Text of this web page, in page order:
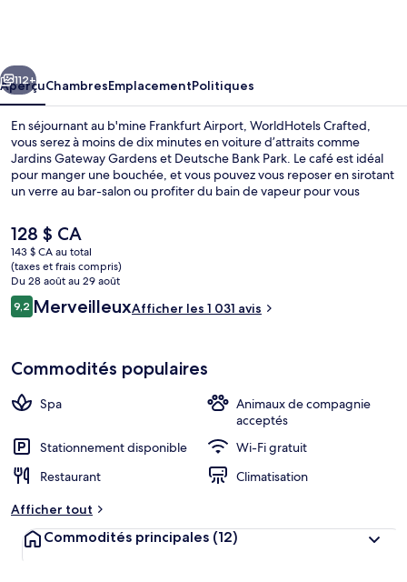
WorldHotels
Crafted
Suivant
112+
AperçuChambresEmplacementPolitiques
En séjournant au b'mine Frankfurt Airport, WorldHotels Crafted,
vous serez à moins de dix minutes en voiture d’attraits comme
Jardins Gateway Gardens et Deutsche Bank Park. Le café est idéal
pour manger une bouchée, et vous pouvez vous reposer en sirotant
un verre au bar-salon ou profiter du bain de vapeur pour vous
Parc des expositions Congress Center Messe Frankfurt se trouvent à
courte distance en voiture. Les autres voyageurs ne disent que du
bien en ce qui concerne le personnel serviable et la proximité de
l’aéroport.
Le
prix
actuel
est
de 128 $ CA
128 $ CA
143 $ CA au total
(taxes et frais compris)
Du 28 août au 29 août
Avis
9,29,2 sur 10 –
MerveilleuxAfficher les 1 031 avis
Commodités populaires
Spa
Animaux de compagnie
acceptés
Stationnement disponible
Wi-Fi gratuit
Restaurant
Climatisation
Afficher tout
Commodités principales (12)